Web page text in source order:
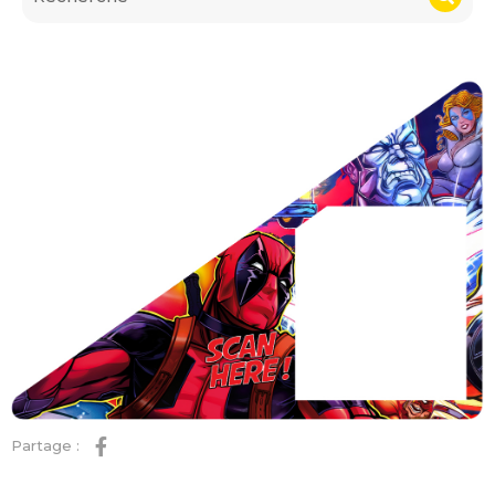
Partage :